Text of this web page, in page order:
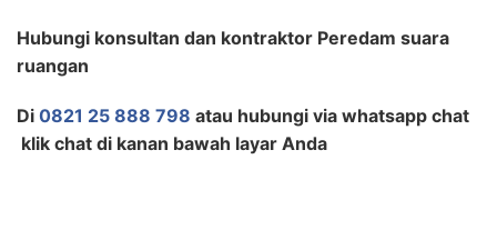
Hubungi konsultan dan kontraktor Peredam suara
ruangan
Di 0821 25 888 798 atau hubungi via whatsapp chat
klik chat di kanan bawah layar Anda